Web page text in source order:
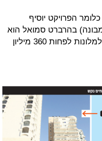
יאמיר ל־21.9 אלף מ"ר, כלומר הפרויקט יוסיף
מבונה) בהרברט סמואל הוא
לפחות 40 אלף שקלים, כך שאישורה של התוכנית שווה למלונות לפחות 360 מיליון